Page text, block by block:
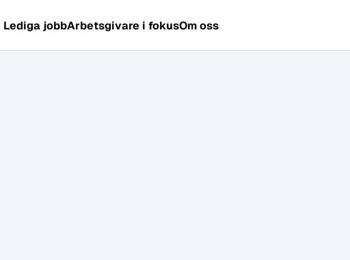
Lediga jobbArbetsgivare i fokusOm oss